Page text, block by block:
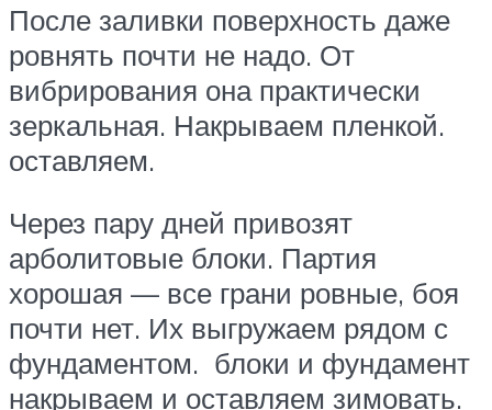
После заливки поверхность даже
ровнять почти не надо. От
вибрирования она практически
зеркальная. Накрываем пленкой.
оставляем.
Через пару дней привозят
арболитовые блоки. Партия
хорошая — все грани ровные, боя
почти нет. Их выгружаем рядом с
фундаментом. блоки и фундамент
накрываем и оставляем зимовать.